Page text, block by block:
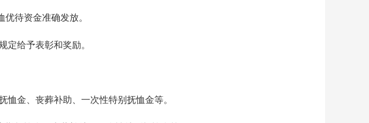
待资金准确发放。
定给予表彰和奖励。
金、丧葬补助、一次性特别抚恤金等。